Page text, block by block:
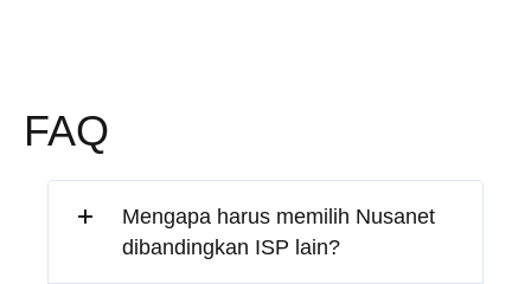
FAQ
Mengapa harus memilih Nusanet
dibandingkan ISP lain?